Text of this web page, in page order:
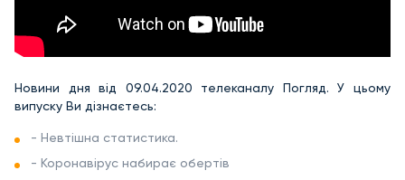
Новини дня від 09.04.2020 телеканалу Погляд. У цьому
випуску Ви дізнаєтесь:
- Невтішна статистика.
- Коронавірус набирає обертів